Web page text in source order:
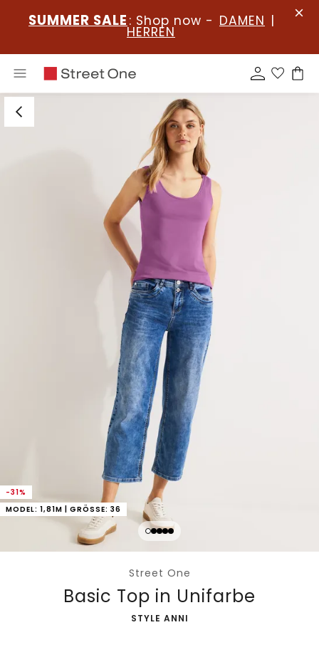
SUMMER SALE : Shop now - DAMEN |
HERREN
-31%
MODEL: 1,81M | GRÖSSE: 36
Street One
Basic Top in Unifarbe
-
STYLE ANNI